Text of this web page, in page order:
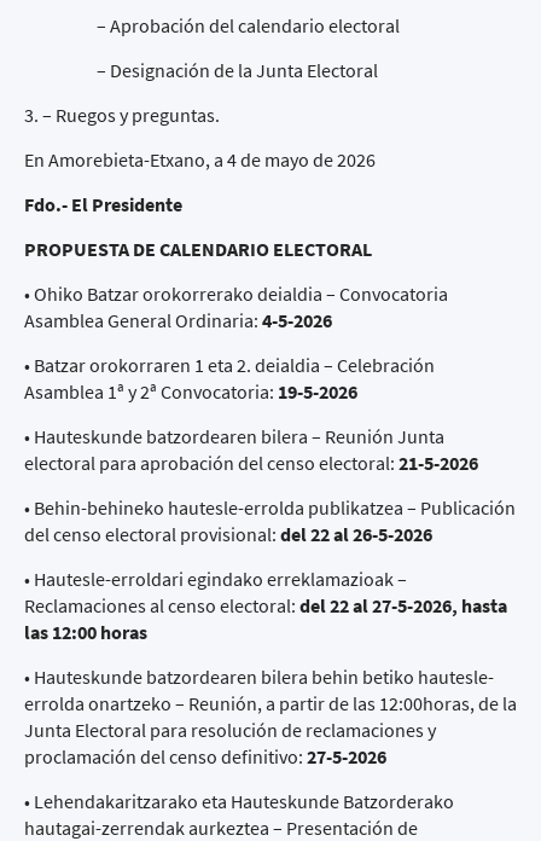
– Aprobación del calendario electoral
– Designación de la Junta Electoral
3. – Ruegos y preguntas.
En Amorebieta-Etxano, a 4 de mayo de 2026
Fdo.- El Presidente
PROPUESTA DE CALENDARIO ELECTORAL
• Ohiko Batzar orokorrerako deialdia – Convocatoria
Asamblea General Ordinaria: 4-5-2026
• Batzar orokorraren 1 eta 2. deialdia – Celebración
Asamblea 1ª y 2ª Convocatoria: 19-5-2026
• Hauteskunde batzordearen bilera – Reunión Junta
electoral para aprobación del censo electoral: 21-5-2026
• Behin-behineko hautesle-errolda publikatzea – Publicación
del censo electoral provisional: del 22 al 26-5-2026
• Hautesle-erroldari egindako erreklamazioak –
Reclamaciones al censo electoral: del 22 al 27-5-2026, hasta
las 12:00 horas
• Hauteskunde batzordearen bilera behin betiko hautesle-
errolda onartzeko – Reunión, a partir de las 12:00horas, de la
Junta Electoral para resolución de reclamaciones y
proclamación del censo definitivo: 27-5-2026
• Lehendakaritzarako eta Hauteskunde Batzorderako
hautagai-zerrendak aurkeztea – Presentación de